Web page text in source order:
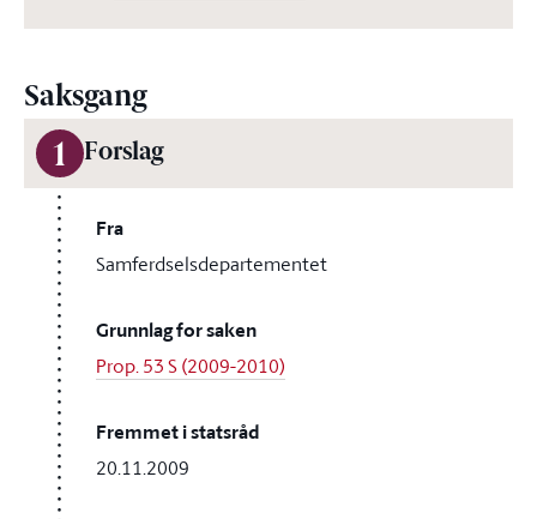
Saksgang
1 Forslag
Fra
Samferdselsdepartementet
Grunnlag for saken
Prop. 53 S (2009-2010)
Fremmet i statsråd
20.11.2009